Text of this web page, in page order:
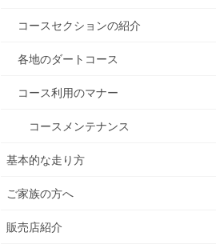
コースセクションの紹介
各地のダートコース
コース利用のマナー
コースメンテナンス
基本的な走り方
ご家族の方へ
販売店紹介